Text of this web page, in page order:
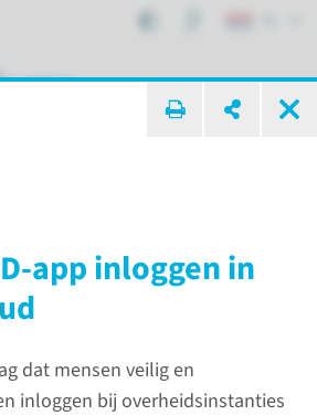
app inloggen in
dat mensen veilig en
inloggen bij overheidsinstanties